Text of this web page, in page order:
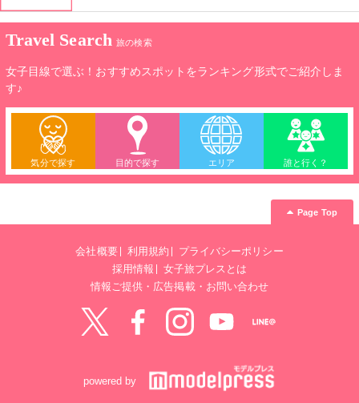
土産に持って帰れるなんて、ステキですよね。
Travel Search 旅の検索
女子目線で選ぶ！おすすめスポットをランキング形式でご紹介しま
す♪
気分で探す 目的で探す エリア 誰と行く？
Page Top
会社概要 利用規約
プライバシーポリシー
採用情報
女子旅プレスとは
情報ご提供・広告掲載・お問い合わせ
powered by